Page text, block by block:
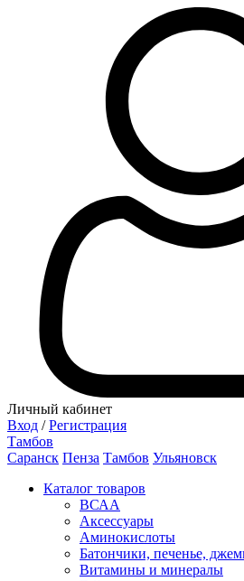
Личный кабинет
Вход / Регистрация
Тамбов
Саранск Пенза Тамбов Ульяновск
Каталог товаров
ВСАА
Аксессуары
Аминокислоты
Батончики, печенье,
Витамины и минералы